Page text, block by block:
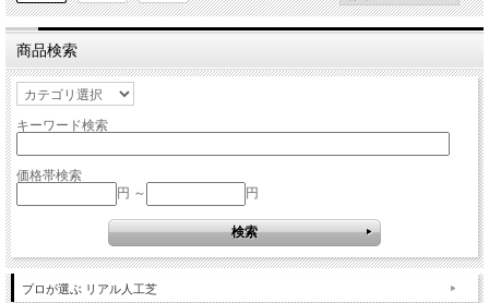
商品検索
キーワード検索
価格帯検索
円 ～
円
プロが選ぶ リアル人工芝